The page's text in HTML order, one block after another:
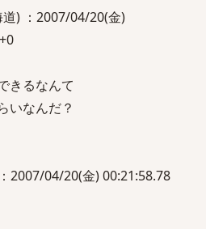
) ：2007/04/20(金)
きるなんて
いなんだ？
2007/04/20(金) 00:21:58.78